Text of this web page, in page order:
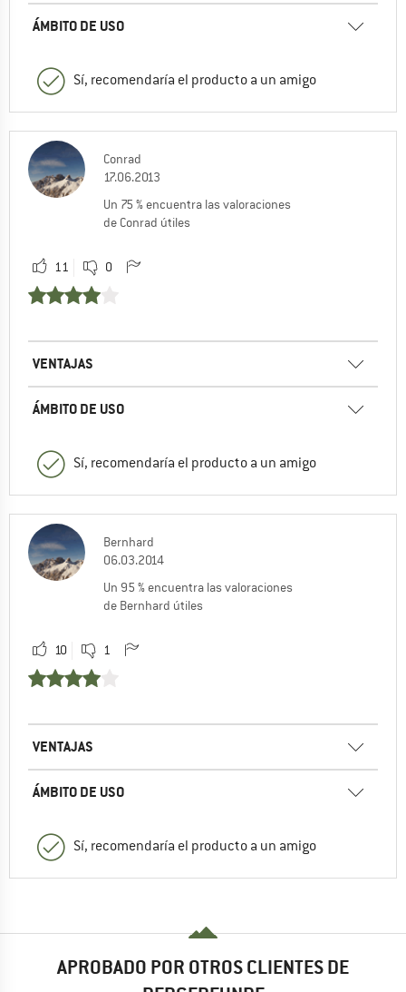
ÁMBITO DE USO
Sí, recomendaría el producto a un amigo
Conrad
17.06.2013
Un 75 % encuentra las valoraciones
de Conrad útiles
11 0
VENTAJAS
ÁMBITO DE USO
Sí, recomendaría el producto a un amigo
Bernhard
06.03.2014
Un 95 % encuentra las valoraciones
de Bernhard útiles
10 1
VENTAJAS
ÁMBITO DE USO
Sí, recomendaría el producto a un amigo
APROBADO POR OTROS CLIENTES DE